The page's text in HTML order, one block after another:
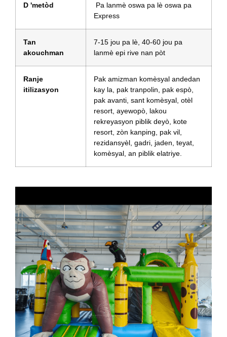
D 'metòd
Pa lanmè oswa pa lè oswa pa
Express
Tan
akouchman
7-15 jou pa lè, 40-60 jou pa
lanmè epi rive nan pòt
Ranje
itilizasyon
Pak amizman komèsyal andedan
kay la, pak tranpolin, pak espò,
pak avanti, sant komèsyal, otèl
resort, ayewopò, lakou
rekreyasyon piblik deyò, kote
resort, zòn kanping, pak vil,
rezidansyèl, gadri, jaden, teyat,
komèsyal, an piblik elatriye.